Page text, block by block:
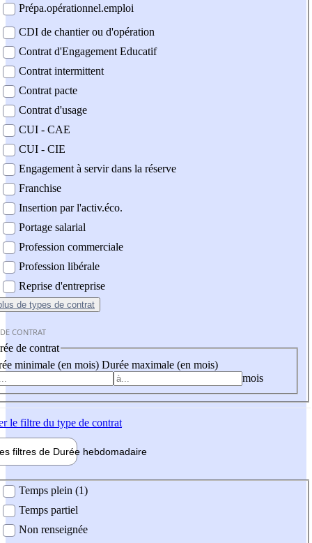
Prépa.opérationnel.emploi
CDI de chantier ou d'opération
Contrat d'Engagement Educatif
Contrat intermittent
Contrat pacte
Contrat d'usage
CUI - CAE
CUI - CIE
Engagement à servir dans la réserve
Franchise
Insertion par l'activ.éco.
Portage salarial
Profession commerciale
Profession libérale
Reprise d'entreprise
de types de contrat
CONTRAT
de contrat
minimale (en mois) Durée maximale (en mois)
mois
le filtre du type de contrat
filtres de Durée hebdomadaire
Temps plein (1)
Temps partiel
Non renseignée